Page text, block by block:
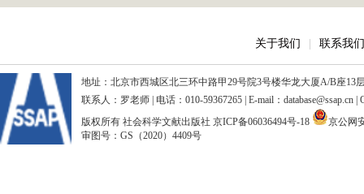
关于我们 联系我们
地址：北京市西城区北三环中路甲29号院3号楼华龙大厦A/B座13
联系人：罗老师 | 电话：010-59367265 | E-mail：database@ssap.cn
版权所有 社会科学文献出版社 京ICP备06036494号-18
京公网
审图号：GS（2020）4409号